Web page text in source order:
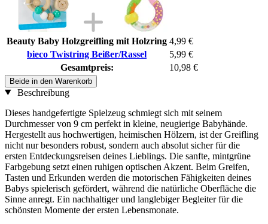
Beauty Baby Holzgreifling mit Holzring 4,99 €
bieco Twistring Beißer/Rassel
5,99 €
Gesamtpreis:
10,98 €
Beide in den Warenkorb
Beschreibung
Dieses handgefertigte Spielzeug schmiegt sich mit seinem
Durchmesser von 9 cm perfekt in kleine, neugierige Babyhände.
Hergestellt aus hochwertigen, heimischen Hölzern, ist der Greifling
nicht nur besonders robust, sondern auch absolut sicher für die
ersten Entdeckungsreisen deines Lieblings. Die sanfte, mintgrüne
Farbgebung setzt einen ruhigen optischen Akzent. Beim Greifen,
Tasten und Erkunden werden die motorischen Fähigkeiten deines
Babys spielerisch gefördert, während die natürliche Oberfläche die
Sinne anregt. Ein nachhaltiger und langlebiger Begleiter für die
schönsten Momente der ersten Lebensmonate.